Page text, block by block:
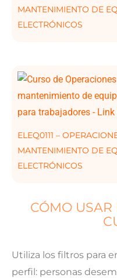
MANTENIMIENTO DE
ELECTRÓNICOS
ELEQ0111 –
MANTENIMIENTO DE
ELECTRÓNICOS
CÓMO USAR
Utiliza los filtros para
perfil: personas